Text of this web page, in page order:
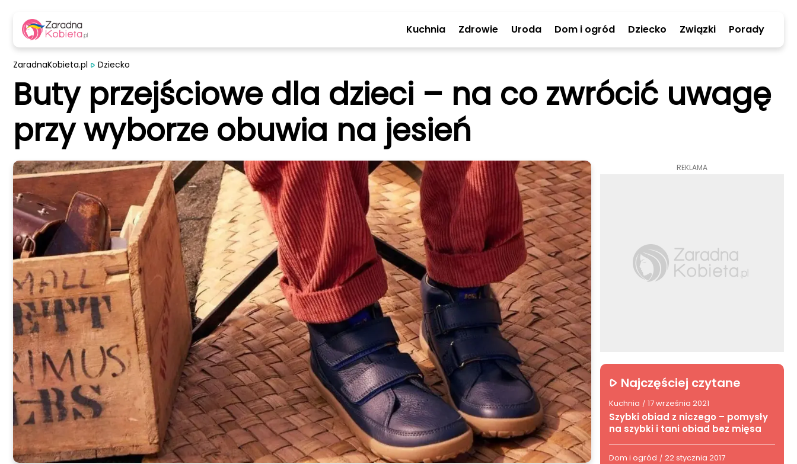
Kuchnia Zdrowie Uroda Dom i ogród Dziecko Związki Porady
ZaradnaKobieta.pl Dziecko
Buty przejściowe dla dzieci – na co zwrócić uwagę
przy wyborze obuwia na jesień
REKLAMA
Najczęściej czytane
Kuchnia / 17 września 2021
Szybki obiad z niczego – pomysły
na szybki i tani obiad bez mięsa
Dom i ogród / 22 stycznia 2017